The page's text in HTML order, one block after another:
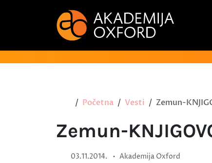
Početna Vesti Zemun-
Zemun-
03.11.2014. • Akademija Oxford